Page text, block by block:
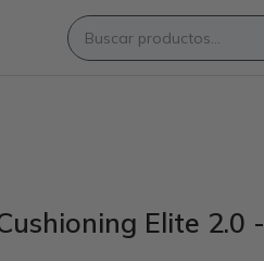
Elite 2.0 -